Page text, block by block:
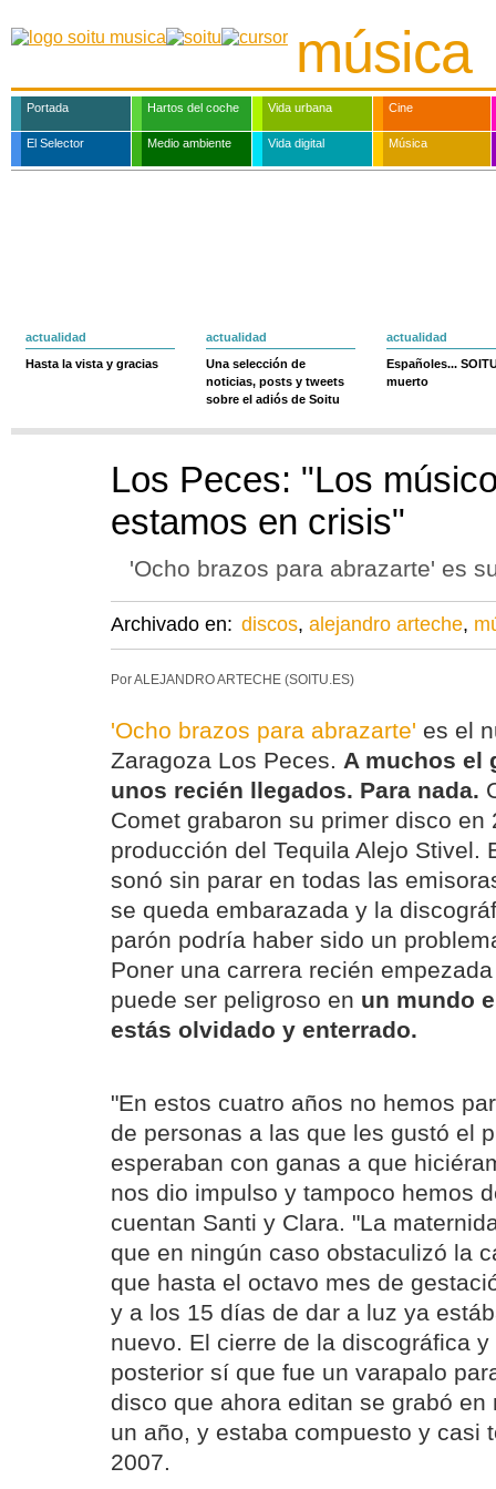
música
Portada Hartos del coche Vida urbana Cine
El Selector Medio ambiente Vida digital Música
actualidad
Hasta la vista y gracias
actualidad
Una selección de
noticias, posts y tweets
sobre el adiós de Soitu
actualidad
Españoles...
muerto
Los Peces: "Los
estamos en crisis"
'Ocho brazos para abrazarte' es
Archivado en: discos, alejandro arteche,
Por ALEJANDRO ARTECHE (SOITU.ES)
'Ocho brazos para abrazarte' es el
Zaragoza Los Peces. A muchos el
unos recién llegados. Para nada.
Comet grabaron su primer disco en
producción del Tequila Alejo Stivel.
sonó sin parar en todas las
se queda embarazada y la
parón podría haber sido un
Poner una carrera recién
puede ser peligroso en un mundo
estás olvidado y enterrado.
"En estos cuatro años no hemos
de personas a las que les gustó el
esperaban con ganas a que
nos dio impulso y tampoco hemos
cuentan Santi y Clara. "La
que en ningún caso obstaculizó la
que hasta el octavo mes de
y a los 15 días de dar a luz ya
nuevo. El cierre de la discográfica
posterior sí que fue un varapalo
disco que ahora editan se grabó en
un año, y estaba compuesto y casi
2007.